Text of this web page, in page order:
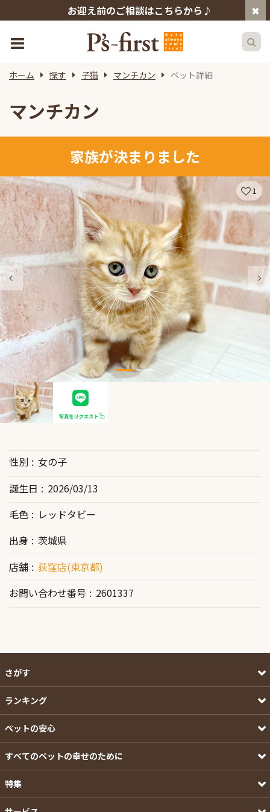
お迎え前のご相談はこちらから♪
ホーム 探す 子猫 マンチカン ペット詳細
マンチカン
家族が決まりました
1
性別
女の子
誕生日
2026/03/13
毛色
レッドタビー
出身
茨城県
店舗
荻窪店(東京都)
お問い合わせ番号
2601337
さがす
ランキング
ペットの安心
すべてのペットの幸せのために
特集